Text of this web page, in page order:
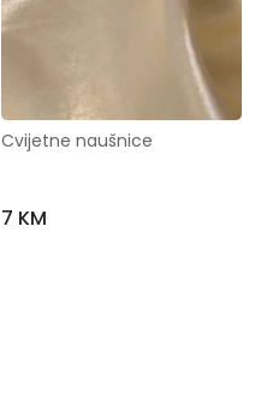
Cvijetne naušnice
7 KM